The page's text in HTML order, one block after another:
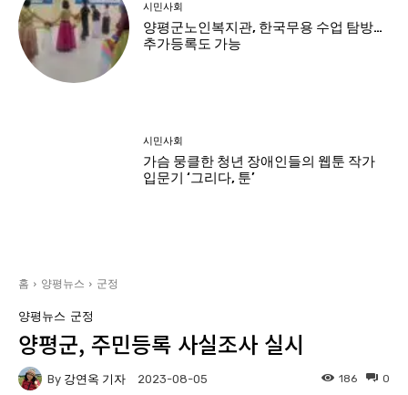
시민사회
양평군노인복지관, 한국무용 수업 탐방…
추가등록도 가능
시민사회
가슴 뭉클한 청년 장애인들의 웹툰 작가
입문기 ‘그리다, 툰’